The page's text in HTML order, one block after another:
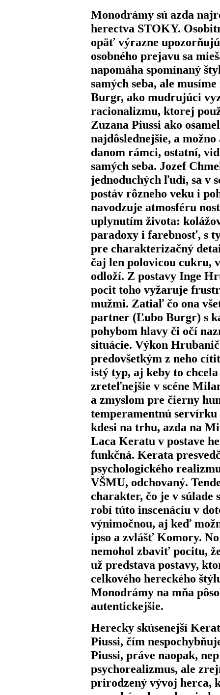
Monodrámy sú azda
herectva STOKY.
opäť výrazne
osobného prejavu sa
napomáha spomínaný
samých seba, ale
Burgr, ako mudrujúci
racionalizmu, ktorej
Zuzana Piussi ako
najdôslednejšie, a
danom rámci, ostatní,
samých seba. Jozef
jednoduchých ľudí, sa v
postáv rôzneho veku i
navodzuje atmosféru
uplynutím života:
paradoxy i farebnosť, s
pre charakterizačný
čaj len polovicou cukru,
odloží. Z postavy Inge
pocit toho vyžaruje
mužmi. Zatiaľ čo ona
partner (Ľubo Burgr) s
pohybom hlavy či očí
situácie. Výkon
predovšetkým z neho
istý typ, aj keby to
zreteľnejšie v scéne
a zmyslom pre čierny
temperamentnú servírku
kdesi na trhu, azda na
Laca Keratu v postave
funkčná. Kerata
psychologického
VŠMU, odchovaný.
charakter, čo je v súlade
robí túto inscenáciu v
výnimočnou, aj keď
ipso a zvlášť Komory.
nemohol zbaviť pocitu,
už predstava postavy,
celkového hereckého
Monodrámy na mňa
autentickejšie.
Herecky skúsenejší
Piussi, čím
Piussi, práve naopak,
psychorealizmus, ale
prirodzený vývoj herca,